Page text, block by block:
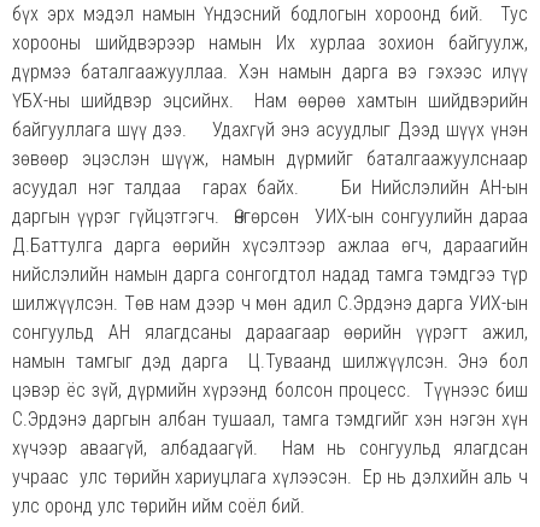
бүх эрх мэдэл намын Үндэсний бодлогын хороонд бий. Тус
хорооны шийдвэрээр намын Их хурлаа зохион байгуулж,
дүрмээ баталгаажууллаа. Хэн намын дарга вэ гэхээс илүү
ҮБХ-ны шийдвэр эцсийнх. Нам өөрөө хамтын шийдвэрийн
байгууллага шүү дээ. Удахгүй энэ асуудлыг Дээд шүүх үнэн
зөвөөр эцэслэн шүүж, намын дүрмийг баталгаажуулснаар
асуудал нэг талдаа гарах байх. Би Нийслэлийн АН-ын
даргын үүрэг гүйцэтгэгч. Өнгөрсөн УИХ-ын сонгуулийн дараа
Д.Баттулга дарга өөрийн хүсэлтээр ажлаа өгч, дараагийн
нийслэлийн намын дарга сонгогдтол надад тамга тэмдгээ түр
шилжүүлсэн. Төв нам дээр ч мөн адил С.Эрдэнэ дарга УИХ-ын
сонгуульд АН ялагдсаны дараагаар өөрийн үүрэгт ажил,
намын тамгыг дэд дарга Ц.Туваанд шилжүүлсэн. Энэ бол
цэвэр ёс зүй, дүрмийн хүрээнд болсон процесс. Түүнээс биш
С.Эрдэнэ даргын албан тушаал, тамга тэмдгийг хэн нэгэн хүн
хүчээр аваагүй, албадаагүй. Нам нь сонгуульд ялагдсан
учраас улс төрийн хариуцлага хүлээсэн. Ер нь дэлхийн аль ч
улс оронд улс төрийн ийм соёл бий.